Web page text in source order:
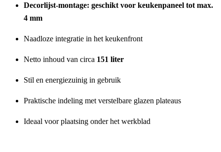
Decorlijst-montage: geschikt voor keukenpaneel tot max.
4 mm
Naadloze integratie in het keukenfront
Netto inhoud van circa 151 liter
Stil en energiezuinig in gebruik
Praktische indeling met verstelbare glazen plateaus
Ideaal voor plaatsing onder het werkblad